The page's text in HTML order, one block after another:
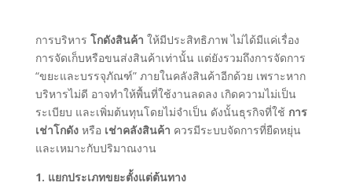
การบริหาร โกดังสินค้า ให้มีประสิทธิภาพ ไม่ได้มีแค่เรื่อง
การจัดเก็บหรือขนส่งสินค้าเท่านั้น แต่ยังรวมถึงการจัดการ
“ขยะและบรรจุภัณฑ์” ภายในคลังสินค้าอีกด้วย เพราะหาก
บริหารไม่ดี อาจทำให้พื้นที่ใช้งานลดลง เกิดความไม่เป็น
ระเบียบ และเพิ่มต้นทุนโดยไม่จำเป็น ดังนั้นธุรกิจที่ใช้ การ
เช่าโกดังหรือ เช่าคลังสินค้า ควรมีระบบจัดการที่ยืดหยุ่น
และเหมาะกับปริมาณงาน
1. แยกประเภทขยะตั้งแต่ต้นทาง